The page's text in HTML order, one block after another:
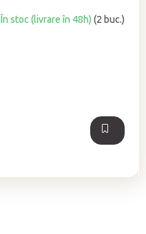
În stoc (livrare în 48h) (2 buc.)